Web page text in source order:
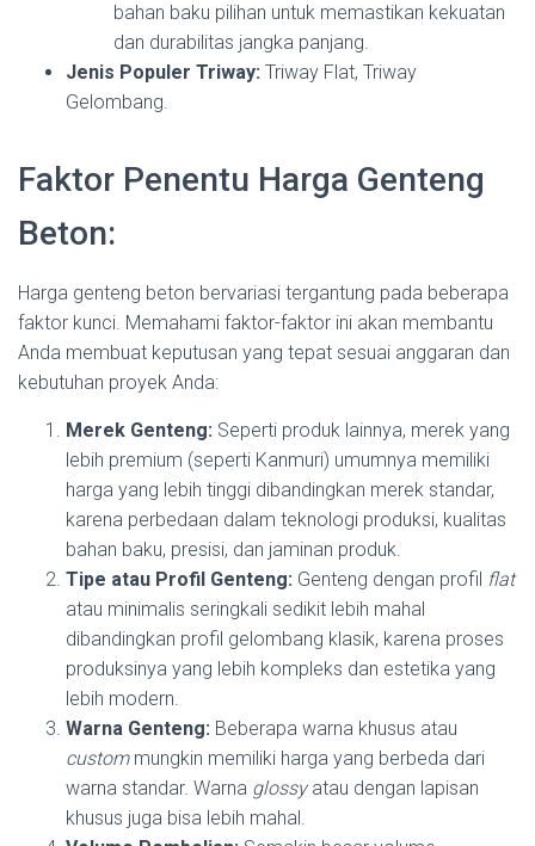
bahan baku pilihan untuk memastikan kekuatan
dan durabilitas jangka panjang.
Jenis Populer Triway: Triway Flat, Triway
Gelombang.
Faktor Penentu Harga Genteng
Beton:
Harga genteng beton bervariasi tergantung pada beberapa
faktor kunci. Memahami faktor-faktor ini akan membantu
Anda membuat keputusan yang tepat sesuai anggaran dan
kebutuhan proyek Anda:
Merek Genteng: Seperti produk lainnya, merek yang
lebih premium (seperti Kanmuri) umumnya memiliki
harga yang lebih tinggi dibandingkan merek standar,
karena perbedaan dalam teknologi produksi, kualitas
bahan baku, presisi, dan jaminan produk.
Tipe atau Profil Genteng: Genteng dengan profil flat
atau minimalis seringkali sedikit lebih mahal
dibandingkan profil gelombang klasik, karena proses
produksinya yang lebih kompleks dan estetika yang
lebih modern.
Warna Genteng: Beberapa warna khusus atau
custommungkin memiliki harga yang berbeda dari
warna standar. Warna glossyatau dengan lapisan
khusus juga bisa lebih mahal.